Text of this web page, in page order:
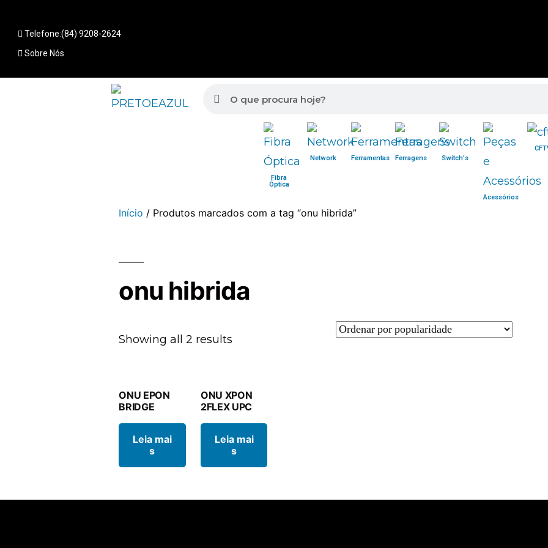
Telefone:(84) 9208-2624
Sobre Nós
Fibra
Óptica
Network Ferramentas Ferragens Switch's
Acessórios
Início / Produtos marcados com a tag “onu hibrida”
onu hibrida
Showing all 2 results
ONU EPON
BRIDGE
Leia mai
s
ONU XPON
2FLEX UPC
Leia mai
s